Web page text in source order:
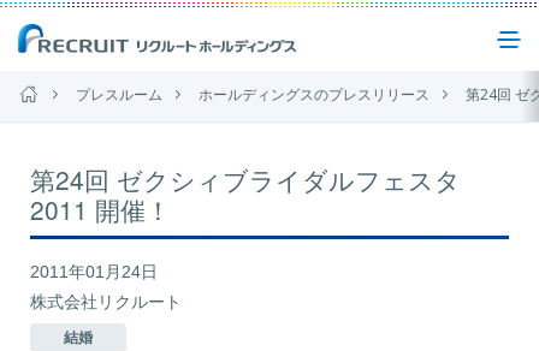
事業紹介
サステナビリティ
プレスルーム ホールディングスのプレスリリース 第24回 ゼ
第24回 ゼクシィブライダルフェスタ
2011 開催！
2011年01月24日
株式会社リクルート
結婚